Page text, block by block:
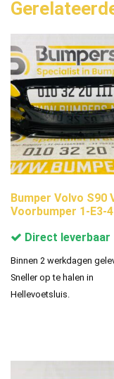
Bumper Volvo S90
Voorbumper 1-E3-
Direct leverbaar
Binnen 2 werkdagen
Sneller op te halen in
Hellevoetsluis.